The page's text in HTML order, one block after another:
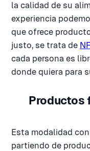
la calidad de su
experiencia
que ofrece
justo, se trata de
cada persona es
donde quiera para
Productos
Esta modalidad
partiendo de